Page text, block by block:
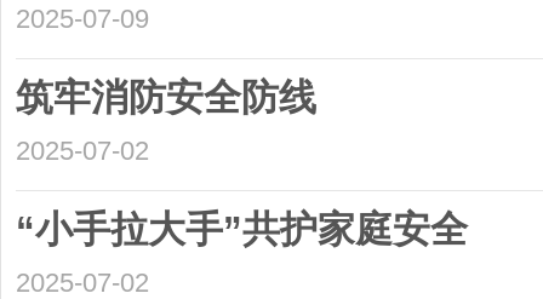
2025-07-09
筑牢消防安全防线
2025-07-02
“小手拉大手”共护家庭安全
2025-07-02